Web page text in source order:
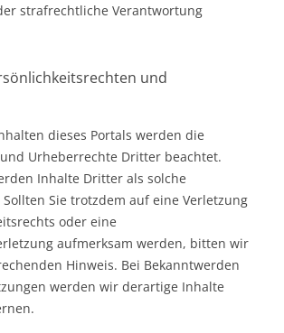
strafrechtliche Verantwortung
und
dieses Portals werden die
Urheberrechte Dritter beachtet.
Inhalte Dritter als solche
Sie trotzdem auf eine Verletzung
oder eine
aufmerksam werden, bitten wir
Hinweis. Bei Bekanntwerden
werden wir derartige Inhalte